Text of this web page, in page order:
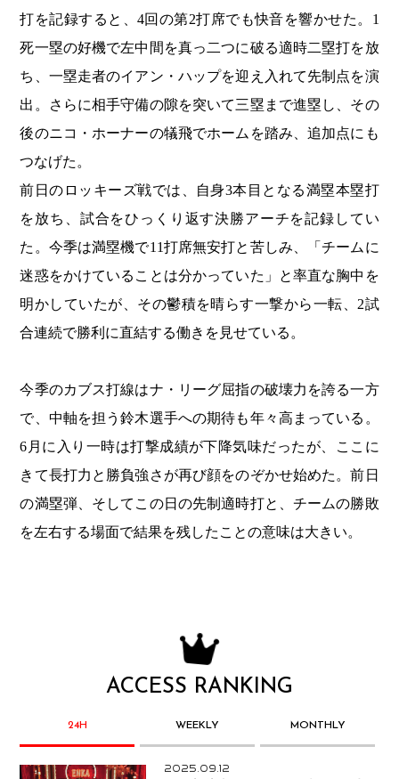
打を記録すると、4回の第2打席でも快音を響かせた。1
死一塁の好機で左中間を真っ二つに破る適時二塁打を放
ち、一塁走者のイアン・ハップを迎え入れて先制点を演
出。さらに相手守備の隙を突いて三塁まで進塁し、その
後のニコ・ホーナーの犠飛でホームを踏み、追加点にも
つなげた。
前日のロッキーズ戦では、自身3本目となる満塁本塁打
を放ち、試合をひっくり返す決勝アーチを記録してい
た。今季は満塁機で11打席無安打と苦しみ、「チームに
迷惑をかけていることは分かっていた」と率直な胸中を
明かしていたが、その鬱積を晴らす一撃から一転、2試
合連続で勝利に直結する働きを見せている。
今季のカブス打線はナ・リーグ屈指の破壊力を誇る一方
で、中軸を担う鈴木選手への期待も年々高まっている。
6月に入り一時は打撃成績が下降気味だったが、ここに
きて長打力と勝負強さが再び顔をのぞかせ始めた。前日
の満塁弾、そしてこの日の先制適時打と、チームの勝敗
を左右する場面で結果を残したことの意味は大きい。
ACCESS RANKING
24H WEEKLY MONTHLY
2025.09.12